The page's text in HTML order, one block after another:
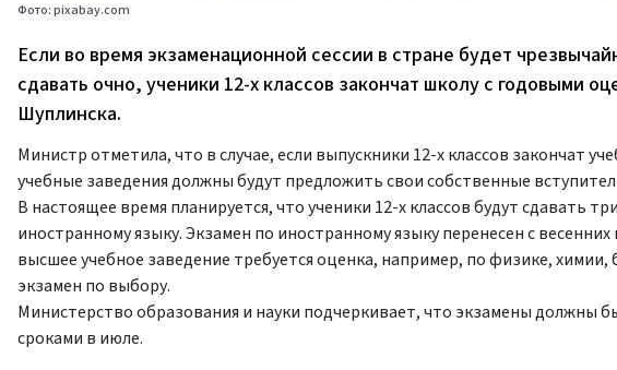
Фото: pixabay.com
Если во время экзаменационной сессии в стране будет
сдавать очно, ученики 12-х классов закончат школу с годовыми
Шуплинска.
Министр отметила, что в случае, если выпускники 12-х классов закончат
учебные заведения должны будут предложить свои собственные
В настоящее время планируется, что ученики 12-х классов будут сдавать
иностранному языку. Экзамен по иностранному языку перенесен с весенних
высшее учебное заведение требуется оценка, например, по физике,
экзамен по выбору.
Министерство образования и науки подчеркивает, что экзамены должны
сроками в июле.